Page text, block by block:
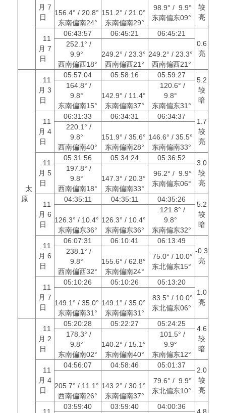
月 7
日
较
亮
156.4° / 20.8°
东南偏南24°
151.2° / 21.0°
东南偏南29°
98.9° / 9.9°
东南偏东09°
11
月 7
日
06:43:57 06:45:21
06:45:21
0.6
亮
252.1° /
9.9°
西南偏西18°
249.2° / 23.3°
西南偏西21°
249.2° / 23.3°
西南偏西21°
太
原
11
月 3
日
05:57:04 05:58:16 05:59:27
5.2
较
暗
164.8° /
9.8°
东南偏南15°
142.9° / 11.4°
东南偏南37°
120.6° /
9.8°
东南偏东31°
11
月 4
日
06:31:33 06:34:31 06:34:37
1.7
较
亮
220.1° /
9.8°
西南偏南40°
151.9° / 35.6°
东南偏南28°
146.6° / 35.5°
东南偏南33°
11
月 5
日
05:31:56 05:34:24 05:36:52
3.0
较
亮
197.8° /
9.8°
西南偏南18°
147.3° / 20.3°
东南偏南33°
96.2° / 9.9°
东南偏东06°
11
月 6
日
04:35:11 04:35:11 04:35:26
5.2
较
暗
126.3° / 10.4°
东南偏东36°
126.3° / 10.4°
东南偏东36°
121.8° /
9.8°
东南偏东32°
11
月 6
日
06:07:31 06:10:41
06:13:49
-0.3
亮
238.1° /
9.8°
西南偏西32°
155.6° / 62.8°
东南偏南24°
75.0° / 10.0°
东北偏东15°
11
月 7
日
05:10:26 05:10:26
05:13:20
1.0
亮
149.1° / 35.0°
东南偏南31°
149.1° / 35.0°
东南偏南31°
83.5° / 10.0°
东北偏东06°
11
月 2
日
05:20:28 05:22:27 05:24:25
4.6
较
暗
178.3° /
9.8°
东南偏南02°
140.2° / 15.1°
东南偏南40°
101.5° /
9.9°
东南偏东12°
11
月 4
日
04:56:07 04:58:46 05:01:37
2.0
较
亮
205.7° / 11.1°
西南偏南26°
143.2° / 30.1°
东南偏南37°
79.6° / 9.9°
东北偏东10°
11
03:59:40 03:59:40 04:00:36
4.8